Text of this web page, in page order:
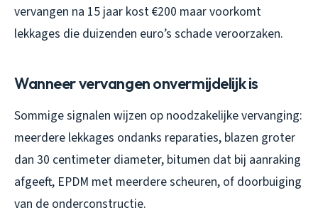
vervangen na 15 jaar kost €200 maar voorkomt
lekkages die duizenden euro’s schade veroorzaken.
Wanneer vervangen onvermijdelijk is
Sommige signalen wijzen op noodzakelijke vervanging:
meerdere lekkages ondanks reparaties, blazen groter
dan 30 centimeter diameter, bitumen dat bij aanraking
afgeeft, EPDM met meerdere scheuren, of doorbuiging
van de onderconstructie.